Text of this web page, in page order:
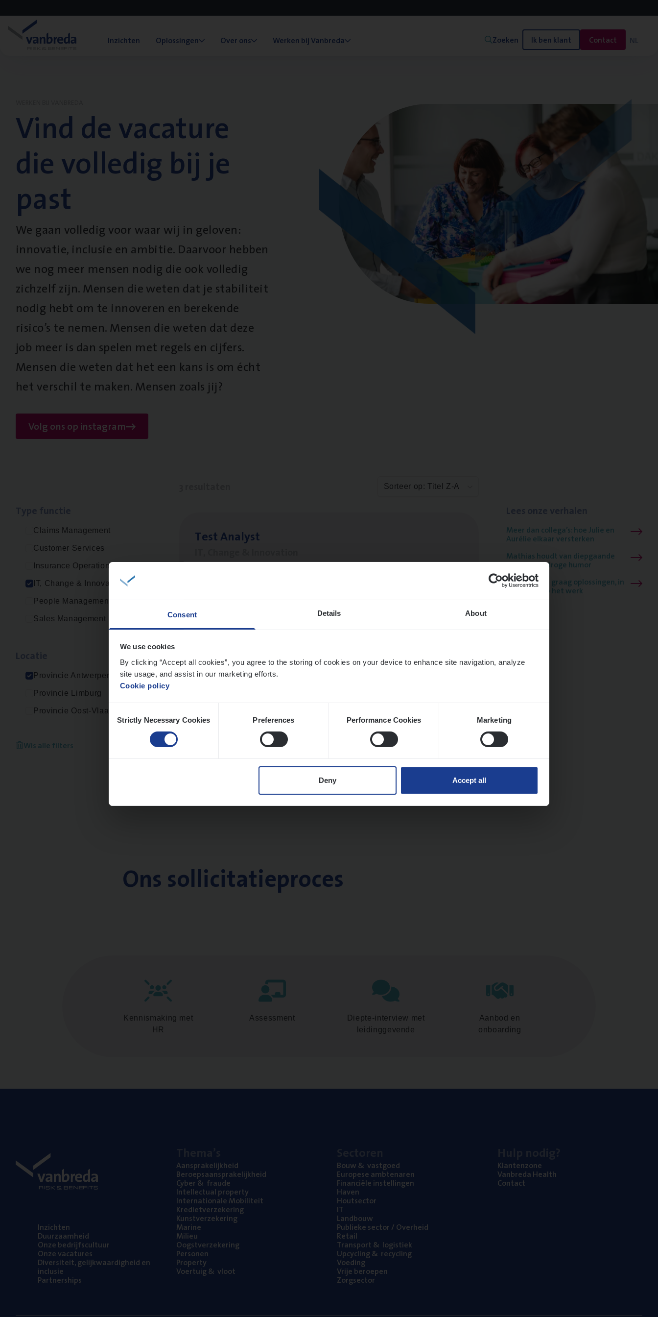
Consent Details About
We use cookies
By clicking “Accept all cookies”, you agree to the storing of cookies on your device to enhance site navigation, analyze
site usage, and assist in our marketing efforts.
Cookie policy
Selection
Strictly Necessary Cookies Preferences Performance Cookies Marketing
Deny Accept all
Inzichten Oplossingen Over ons Werken bij Vanbreda Zoeken Ik ben klant Contact NL
Vind de vacature
die volledig bij je
past
We gaan volledig voor waar wij in geloven:
innovatie, inclusie en ambitie. Daarvoor hebben
we nog meer mensen nodig die ook volledig
zichzelf zijn. Mensen die weten dat je stabiliteit
nodig hebt om te innoveren en berekende
risico’s te nemen. Mensen die weten dat deze
job meer is dan spelen met regels en cijfers.
Mensen die weten dat het een kans is om écht
het verschil te maken. Mensen zoals jij?
Volg ons op instagram
Claims Management
Customer Services
Insurance Operations
IT, Change & Innovation
People Management
Sales Management
Provincie Antwerpen
Provincie Limburg
Provincie Oost-Vlaanderen
Wis alle filters
Sorteer op: Titel Z-A
Test Ana­lyst
ITBusi­ness Analyst
Antwerpen
(Agi­le) Pro­ject Manager
IT, Change & Innovation
Meer dan collega’s: hoe Julie en
Aurélie elkaar versterken
Mathias houdt van diepgaande
dossiers én droge humor
Thalia zoekt graag oplossingen, in
games én op het werk
Ons sollicitatieproces
Kennismaking met
HR
Assessment
Diepte-interview met
leidinggevende
Aanbod en
onboarding
Inzich­ten
Duur­zaam­heid
Onze bedrijfs­cul­tuur
Onze vaca­tu­res
Diver­si­teit, gelijk­waar­dig­heid en
inclusie
Part­ner­ships
Aan­spra­ke­lijk­heid
Beroeps­aan­spra­ke­lijk­heid
Cyber& fraude
Intel­lec­tu­al property
Inter­na­ti­o­na­le Mobiliteit
Kre­diet­ver­ze­ke­ring
Kunst­ver­ze­ke­ring
Mari­ne
Mili­eu
Oogst­ver­ze­ke­ring
Per­so­nen
Pro­per­ty
Voer­tuig& vloot
Bouw& vastgoed
Euro­pe­se ambtenaren
Finan­ci­ë­le instellingen
Haven
Hout­sec­tor
IT
Land­bouw
Publie­ke sec­tor / Overheid
Retail
Trans­port& logistiek
Upcy­cling& recycling
Voe­ding
Vrije beroe­pen
Zorg­sec­tor
Klan­ten­zo­ne
Van­b­re­da Health
Con­tact